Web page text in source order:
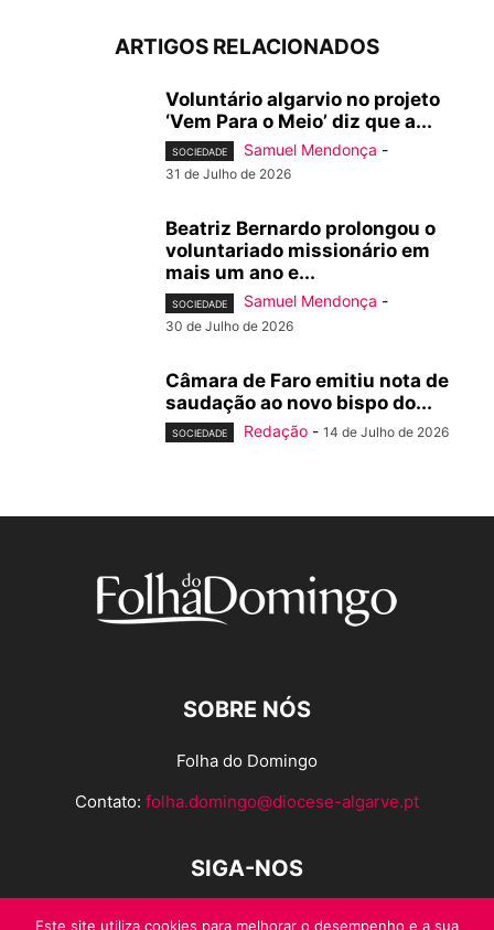
ARTIGOS RELACIONADOS
Voluntário algarvio no projeto
‘Vem Para o Meio’ diz que a...
SOCIEDADE Samuel Mendonça -
31 de Julho de 2026
Beatriz Bernardo prolongou o
voluntariado missionário em
mais um ano e...
SOCIEDADE Samuel Mendonça -
30 de Julho de 2026
Câmara de Faro emitiu nota de
saudação ao novo bispo do...
SOCIEDADE Redação - 14 de Julho de 2026
SOBRE NÓS
Folha do Domingo
Contato: folha.domingo@diocese-algarve.pt
SIGA-NOS
Este site utiliza cookies para melhorar o desempenho e a sua